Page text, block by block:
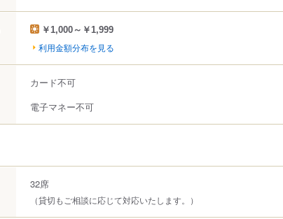
￥1,000～￥1,999
利用金額分布を見る
カード不可
電子マネー不可
32席
（貸切もご相談に応じて対応いたします。）